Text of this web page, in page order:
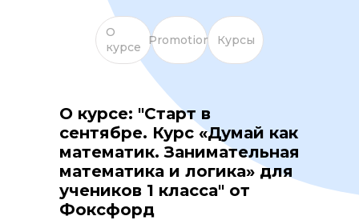
О
курсе
Promotion Курсы
О курсе: "Старт в
сентябре. Курс «Думай как
математик. Занимательная
математика и логика» для
учеников 1 класса" от
Фоксфорд